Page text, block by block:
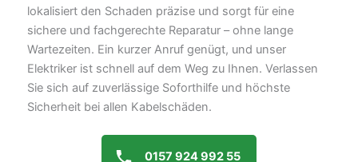
lokalisiert den Schaden präzise und sorgt für eine
sichere und fachgerechte Reparatur – ohne lange
Wartezeiten. Ein kurzer Anruf genügt, und unser
Elektriker ist schnell auf dem Weg zu Ihnen. Verlassen
Sie sich auf zuverlässige Soforthilfe und höchste
Sicherheit bei allen Kabelschäden.
0157 924 992 55